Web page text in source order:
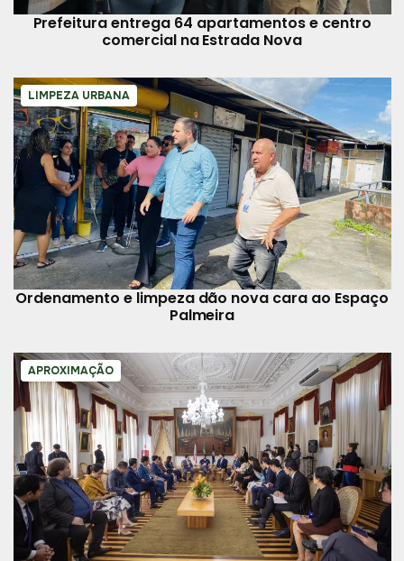
Prefeitura entrega 64 apartamentos e centro
comercial na Estrada Nova
LIMPEZA URBANA
Ordenamento e limpeza dão nova cara ao Espaço
Palmeira
APROXIMAÇÃO